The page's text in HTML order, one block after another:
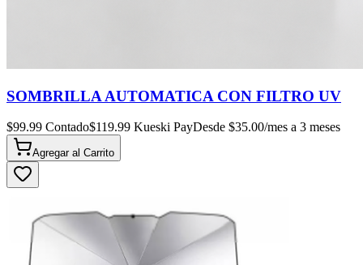
SOMBRILLA AUTOMATICA CON FILTRO UV
$99.99 Contado$119.99 Kueski PayDesde $35.00/mes a 3 meses
Agregar al Carrito